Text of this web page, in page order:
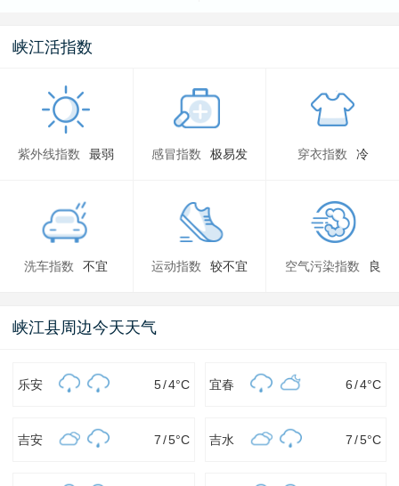
峡江活指数
紫外线指数 最弱 感冒指数 极易发 穿衣指数 冷
洗车指数 不宜 运动指数 较不宜 空气污染指数 良
峡江县周边今天天气
乐安 5/4°C 宜春 6 /4°C
吉安 7/5°C 吉水 7 /5°C